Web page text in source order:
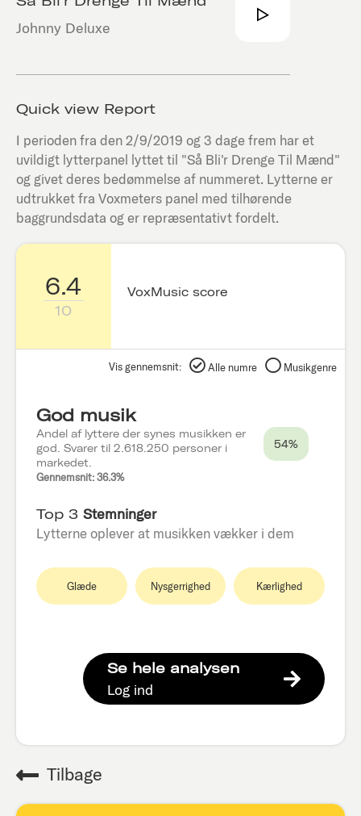
Johnny Deluxe
Quick view Report
I perioden fra den2/9/2019 og 3 dage frem har et
uvildigt lytterpanel lyttet til "Så Bli'r Drenge Til Mænd"
og givet deres bedømmelse af nummeret. Lytterne er
udtrukket fra Voxmeters panel med tilhørende
baggrundsdata og er repræsentativt fordelt.
6.4
10
VoxMusic score
Vis gennemsnit: Alle numre Musikgenre
God musik
Andel af lyttere der synes musikken er
god. Svarer til 2.618.250 personer i
markedet.
Gennemsnit: 36.3%
54%
Top 3 Stemninger
Lytterne oplever at musikken vækker i dem
Glæde Nysgerrighed Kærlighed
Se hele analysen
Log ind
Tilbage